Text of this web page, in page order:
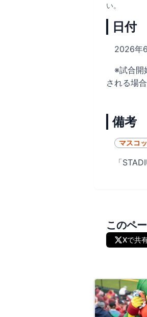
い。
日付
2026年
※試合開
される場
備考
マスコ
「
このペ
Xで共